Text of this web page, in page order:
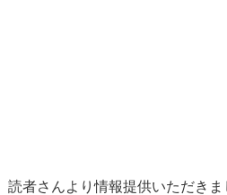
読者さんより情報提供いただきま